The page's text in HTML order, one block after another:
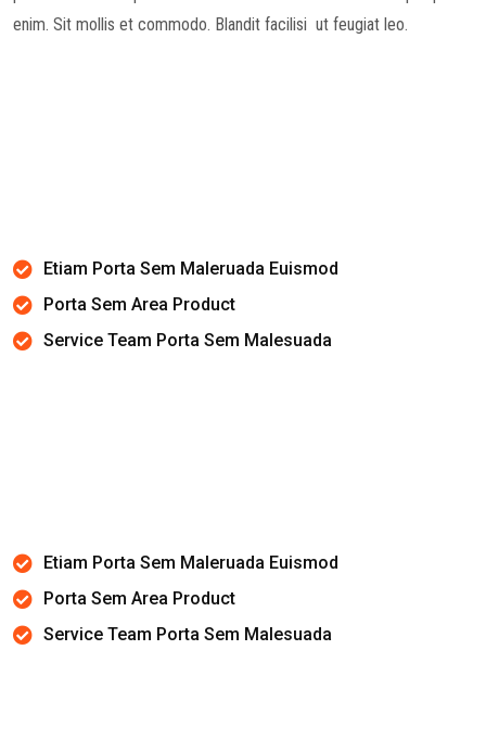
enim. Sit mollis et commodo. Blandit facilisi ut feugiat leo.
Etiam Porta Sem Maleruada Euismod
Porta Sem Area Product
Service Team Porta Sem Malesuada
Etiam Porta Sem Maleruada Euismod
Porta Sem Area Product
Service Team Porta Sem Malesuada